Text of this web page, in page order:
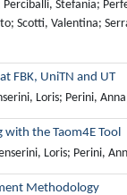
Stefania;
Scotti, Valentina;
FBK, UniTN and UT
Loris; Perini,
with the Taom4E Tool
Loris; Perini,
Methodology